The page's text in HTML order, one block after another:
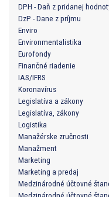
DPH - Daň z pridanej
DzP - Dane z príjmu
Enviro
Environmentalistika
Eurofondy
Finančné riadenie
IAS/IFRS
Koronavírus
Legislatíva a zákony
Legislatíva, zákony
Logistika
Manažérske zručnosti
Manažment
Marketing
Marketing a predaj
Medzinárodné účtovné